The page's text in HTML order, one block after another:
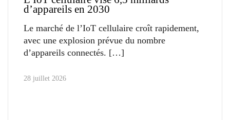
d’appareils en 2030
Le marché de l’IoT cellulaire croît rapidement,
avec une explosion prévue du nombre
d’appareils connectés.
28 juillet 2026